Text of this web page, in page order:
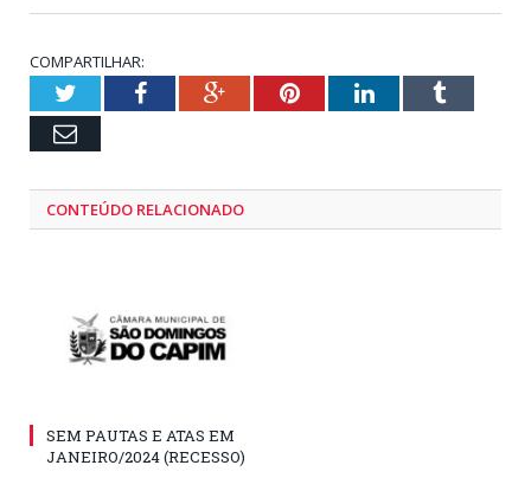
COMPARTILHAR:
TwitterFacebookGoogle+PinterestLinkedInTumblr
Email
CONTEÚDO RELACIONADO
SEM PAUTAS E ATAS EM
JANEIRO/2024 (RECESSO)